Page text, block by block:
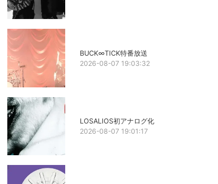
BUCK∞TICK特番放送
2026-08-07 19:03:32
LOSALIOS初アナログ化
2026-08-07 19:01:17